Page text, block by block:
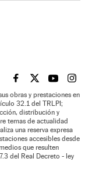
EL PAÍS BRASIL EN
EL PAÍSEL PAÍS
EL
obras y prestaciones en
32.1 del TRLPI;
distribución y
temas de actualidad
una reserva expresa
accesibles desde
que resulten
del Real Decreto - ley